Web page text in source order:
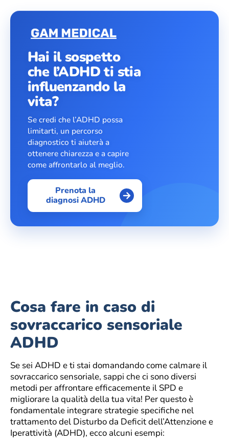
Hai il sospetto
che l’ADHD ti stia
influenzando la
vita?
Se credi che l’ADHD possa
limitarti, un percorso
diagnostico ti aiuterà a
ottenere chiarezza e a capire
come affrontarlo al meglio.
Prenota la
diagnosi ADHD
Cosa fare in caso di
sovraccarico sensoriale
ADHD
Se sei ADHD e ti stai domandando come calmare il
sovraccarico sensoriale, sappi che ci sono diversi
metodi per affrontare efficacemente il SPD e
migliorare la qualità della tua vita! Per questo è
fondamentale integrare strategie specifiche nel
trattamento del Disturbo da Deficit dell’Attenzione e
Iperattività (ADHD), ecco alcuni esempi: